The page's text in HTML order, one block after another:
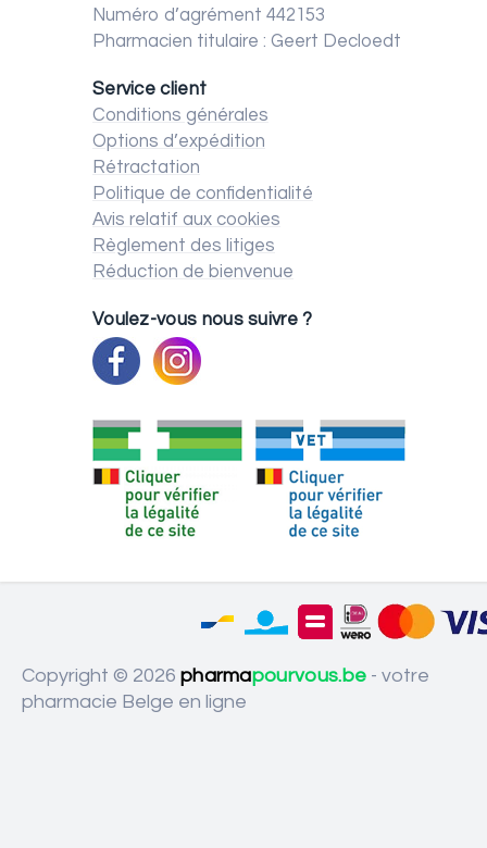
Numéro d’agrément 442153
Pharmacien titulaire : Geert Decloedt
Service client
Conditions générales
Options d’expédition
Rétractation
Politique de confidentialité
Avis relatif aux cookies
Règlement des litiges
Réduction de bienvenue
Voulez-vous nous suivre ?
Copyright © 2026 pharmapourvous.be - votre
pharmacie Belge en ligne